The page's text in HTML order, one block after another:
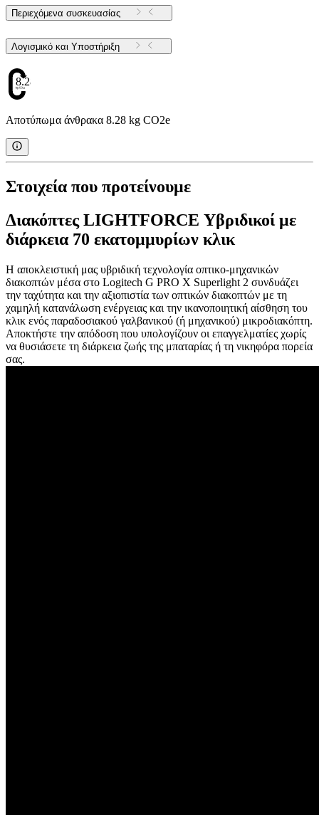
Περιεχόμενα συσκευασίας
Λογισμικό και Υποστήριξη
8.28
Αποτύπωμα άνθρακα 8.28 kg CO2e
Στοιχεία που προτείνουμε
Διακόπτες LIGHTFORCE Υβριδικοί με
διάρκεια 70 εκατομμυρίων κλικ
Η αποκλειστική μας υβριδική τεχνολογία οπτικο-μηχανικών
διακοπτών μέσα στο Logitech G PRO X Superlight 2 συνδυάζει
την ταχύτητα και την αξιοπιστία των οπτικών διακοπτών με τη
χαμηλή κατανάλωση ενέργειας και την ικανοποιητική αίσθηση του
κλικ ενός παραδοσιακού γαλβανικού (ή μηχανικού) μικροδιακόπτη.
Αποκτήστε την απόδοση που υπολογίζουν οι επαγγελματίες χωρίς
να θυσιάσετε τη διάρκεια ζωής της μπαταρίας ή τη νικηφόρα πορεία
σας.